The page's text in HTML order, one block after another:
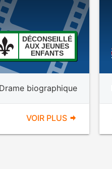
DÉCONSEILLÉ
AUX JEUNES
ENFANTS
Drame biographique
VOIR PLUS